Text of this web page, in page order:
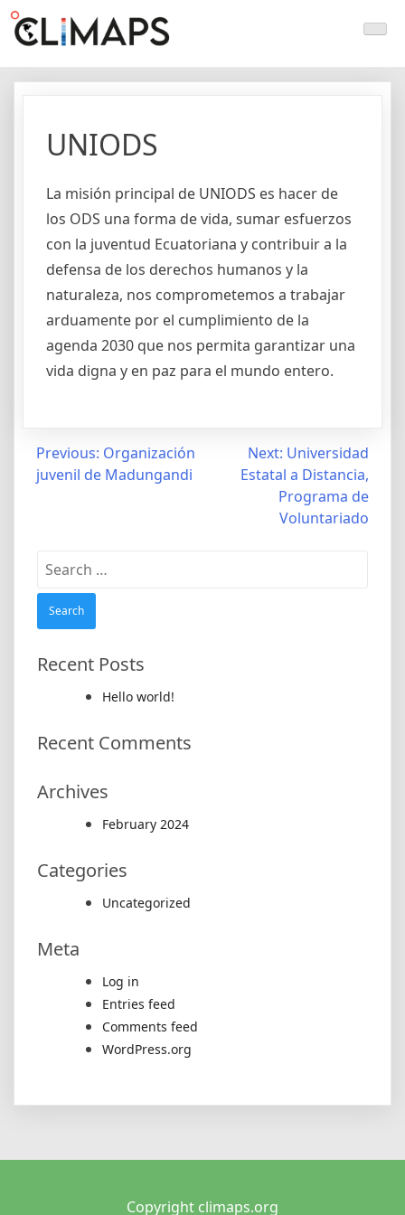
Skip
Climaps.org
Mapas de acción climática en Latinoamérica y el caribe
UNIODS
La misión principal de UNIODS es hacer de
los ODS una forma de vida, sumar esfuerzos
con la juventud Ecuatoriana y contribuir a la
defensa de los derechos humanos y la
naturaleza, nos comprometemos a trabajar
arduamente por el cumplimiento de la
agenda 2030 que nos permita garantizar una
vida digna y en paz para el mundo entero.
Post
navigation
Previous: Organización
juvenil de Madungandi
Next: Universidad
Estatal a Distancia,
Programa de
Voluntariado
Search
for:
Recent Posts
Hello world!
Recent Comments
Archives
February 2024
Categories
Uncategorized
Meta
Log in
Entries feed
Comments feed
WordPress.org
Copyright climaps.org